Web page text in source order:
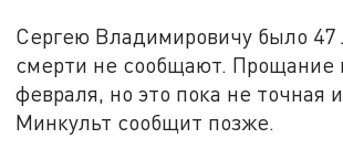
Сергею Владимировичу было 47
смерти не сообщают. Прощание
февраля, но это пока не точная
Минкульт сообщит позже.